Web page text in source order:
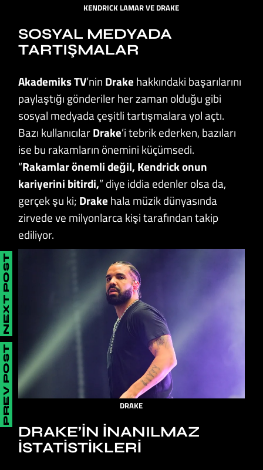
KENDRICK LAMAR VE DRAKE
SOSYAL MEDYADA
TARTIŞMALAR
AkademiksTV’nin Drake hakkındaki başarılarını
paylaştığı gönderiler her zaman olduğu gibi
sosyal medyada çeşitli tartışmalara yol açtı.
Bazı kullanıcılarDrake’i tebrik ederken, bazıları
ise bu rakamların önemini küçümsedi.
“Rakamlar önemli değil, Kendrick onun
kariyerini bitirdi,” diye iddia edenler olsa da,
gerçek şu ki; Drake hala müzik dünyasında
zirvede ve milyonlarca kişi tarafından takip
ediliyor.
DRAKE
DRAKE’IN İNANILMAZ
İSTATISTIKLERI
PREV POST
NEXT POST